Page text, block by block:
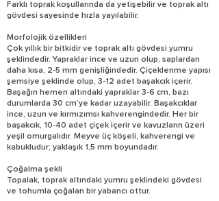
Farklı toprak koşullarında da yetişebilir ve toprak altı
gövdesi sayesinde hızla yayılabilir.
Morfolojik özellikleri
Çok yıllık bir bitkidir ve toprak altı gövdesi yumru
şeklindedir. Yapraklar ince ve uzun olup, saplardan
daha kısa, 2-5 mm genişliğindedir. Çiçeklenme yapısı
şemsiye şeklinde olup, 3-12 adet başakcık içerir.
Başağın hemen altındaki yapraklar 3-6 cm, bazı
durumlarda 30 cm’ye kadar uzayabilir. Başakcıklar
ince, uzun ve kırmızımsı kahverengindedir. Her bir
başakcık, 10-40 adet çiçek içerir ve kavuzların üzeri
yeşil omurgalıdır. Meyve üç köşeli, kahverengi ve
kabukludur; yaklaşık 1,5 mm boyundadır.
Çoğalma şekli
Topalak, toprak altındaki yumru şeklindeki gövdesi
ve tohumla çoğalan bir yabancı ottur.